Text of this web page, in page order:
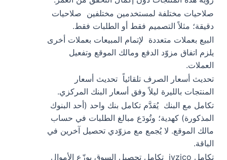
صلاحيات مختلفة لمستخدمين مختلفين صلاحيات
دقيقة؛ مثلاً التصميم فقط أو الطلبات فقط.
البيع بعملات متعددة لإتمام المبيعات بعملات أخرى
يلزم اتفاق مزوّد الدفع ومالك الموقع وتفعيل
العملات.
تحديث أسعار الصرف تلقائياً تحديث أسعار
المنتجات بالليرة ليلاً وفق أسعار البنك المركزي.
تكامل مع البنك يُقدَّم تكامل بنك واحد (أحد البنوك
المذكورة) كهدية؛ وتُودَع مبالغ الطلبات في حساب
مالك الموقع. لا يُجمع مع مزوّدي تحصيل آخرين في
الباقة.
تكامل iyzico
تكامل تحصيل السوق يوزّع الأموال